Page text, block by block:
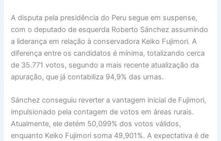
A disputa pela presidência do Peru segue em suspense,
com o deputado de esquerda Roberto Sánchez assumindo
a liderança em relação à conservadora Keiko Fujimori. A
diferença entre os candidatos é mínima, totalizando cerca
de 35.771 votos, segundo a mais recente atualização da
apuração, que já contabiliza 94,9% das urnas.
Sánchez conseguiu reverter a vantagem inicial de Fujimori,
impulsionado pela contagem de votos em áreas rurais.
Atualmente, ele detém 50,099% dos votos válidos,
enquanto Keiko Fujimori soma 49,901%. A expectativa é de